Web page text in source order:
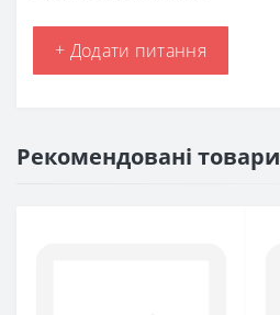
+ Додати питання
Рекомендовані товари